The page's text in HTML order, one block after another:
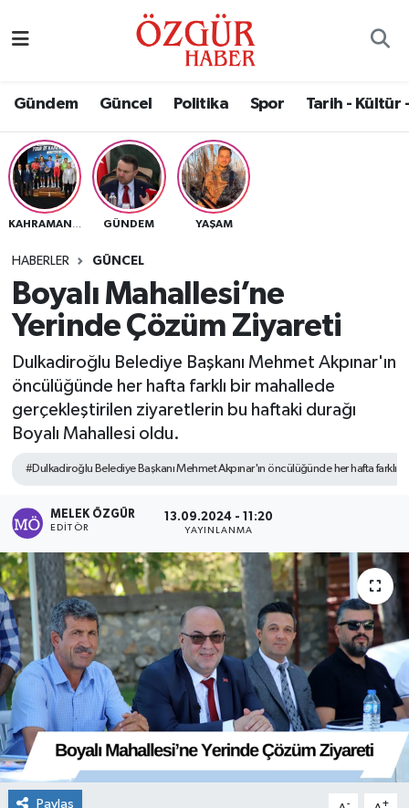
Gündem Güncel Politika Spor Tarih - Kültür
GÜNDEM YAŞAM
HABERLER GÜNCEL
Boyalı Mahallesi’ne
Yerinde Çözüm Ziyareti
Dulkadiroğlu Belediye Başkanı Mehmet Akpınar'ın
öncülüğünde her hafta farklı bir mahallede
gerçekleştirilen ziyaretlerin bu haftaki durağı
Boyalı Mahallesi oldu.
#Dulkadiroğlu Belediye Başkanı Mehmet Akpınar'ın öncülüğünde her hafta farklı
MELEK ÖZGÜR
EDITÖR
13.09.2024 - 11:20
YAYINLANMA
Paylaş - +
Eğitim
Ekonomi
Güncel
Gündem
Politika
Sağlık
Tarih - Kültür - Sanat - Turizm
Yaşam
Nöbetçi Eczaneler
Namaz Vakitleri
Trafik Durumu
Süper Lig Puan Durumu ve Fikstür
Tüm Manşetler
Haber Arşivi